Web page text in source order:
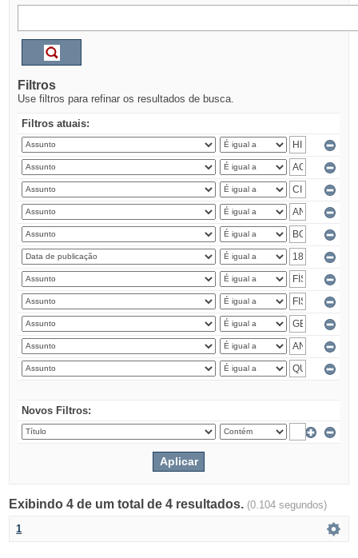
Filtros
Use filtros para refinar os resultados de busca.
Filtros atuais:
Novos Filtros:
Exibindo 4 de um total de 4 resultados. (0.104 segundos)
1